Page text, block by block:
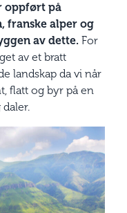
oppført på
franske alper og
av dette. For
av et bratt
landskap da vi når
flatt og byr på en